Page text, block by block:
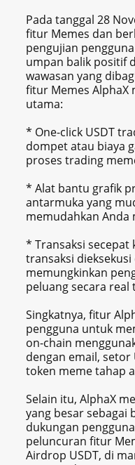
Pada tanggal 28
fitur Memes dan
pengujian
umpan balik positif
wawasan yang
fitur Memes AlphaX
utama:
* One-click USDT
dompet atau biaya
proses trading
* Alat bantu grafik
antarmuka yang
memudahkan Anda
* Transaksi secepat
transaksi
memungkinkan
peluang secara real
Singkatnya, fitur
pengguna untuk
on-chain
dengan email,
token meme tahap
Selain itu, AlphaX
yang besar sebagai
dukungan
peluncuran fitur
Airdrop USDT, di